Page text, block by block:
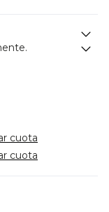
cuota
cuota